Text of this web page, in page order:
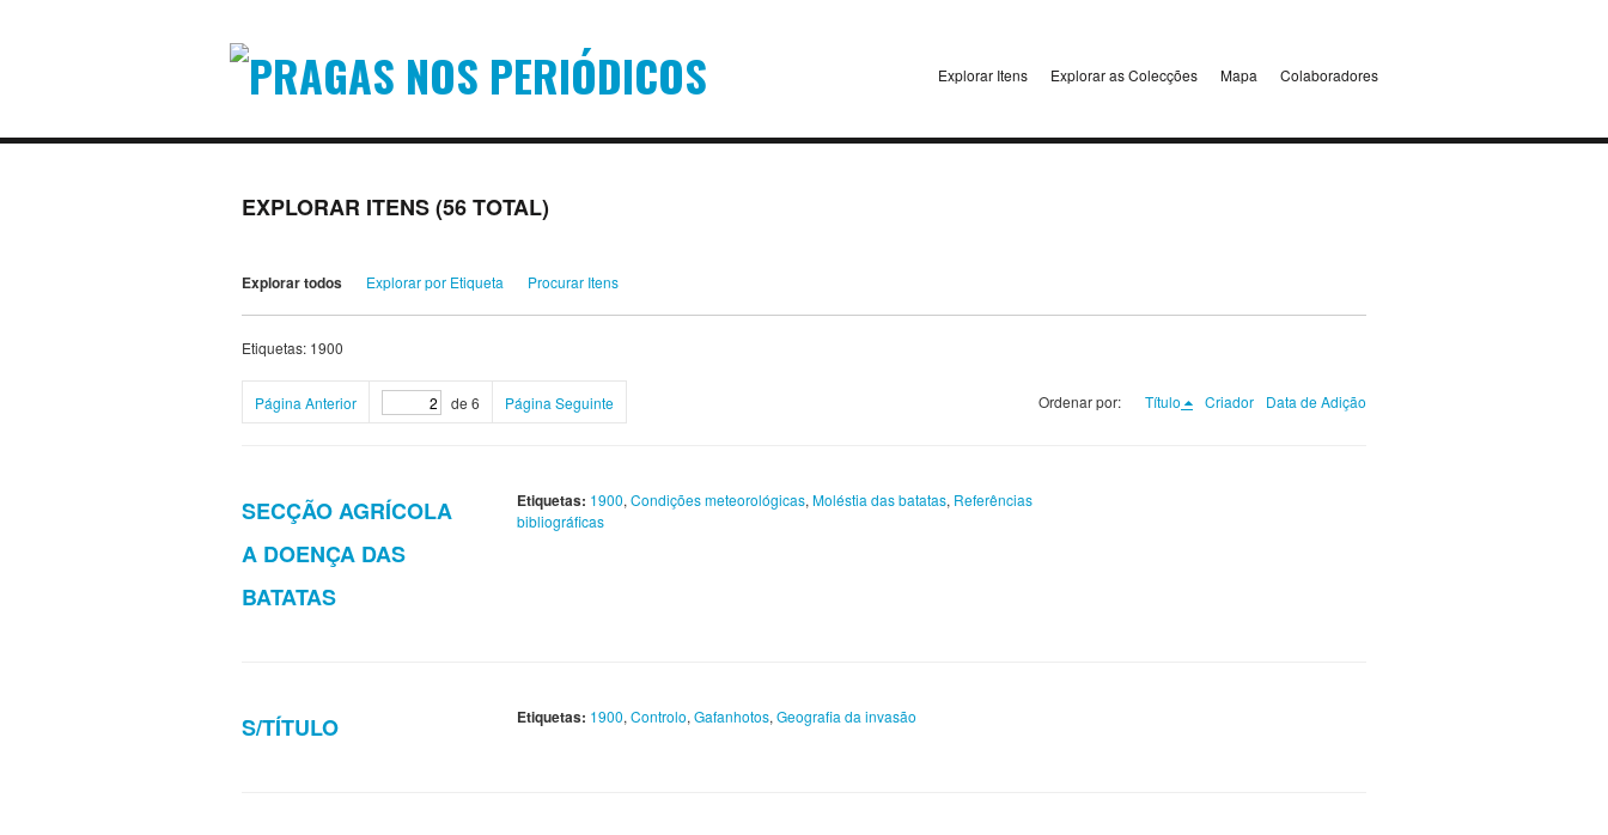
Explorar Itens Explorar as Colecções Mapa Colaboradores
EXPLORAR ITENS (56 TOTAL)
Explorar todos Explorar por Etiqueta Procurar Itens
Etiquetas: 1900
Página Anterior de 6 Página Seguinte Ordenar por: Título Criador Data de Adição
SECÇÃO AGRÍCOLA
A DOENÇA DAS
BATATAS
Etiquetas: 1900, Condições meteorológicas, Moléstia das batatas, Referências
bibliográficas
S/TÍTULO Etiquetas: 1900, Controlo, Gafanhotos, Geografia da invasão